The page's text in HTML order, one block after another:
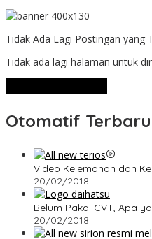
Tidak Ada Lagi Postingan yang
Tidak ada lagi halaman untuk
Otomatif Terbaru
Video Kelemahan dan
20/02/2018
Belum Pakai CVT, Apa
20/02/2018